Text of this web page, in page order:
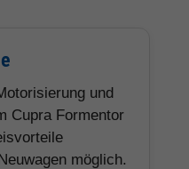
und
Cupra Formentor
möglich.